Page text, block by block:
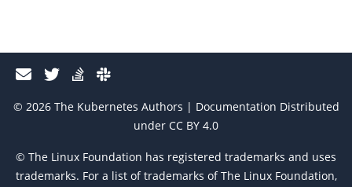
© 2026 The Kubernetes Authors | Documentation Distributed
under CC BY 4.0
© The Linux Foundation has registered trademarks and uses
trademarks. For a list of trademarks of The Linux Foundation,